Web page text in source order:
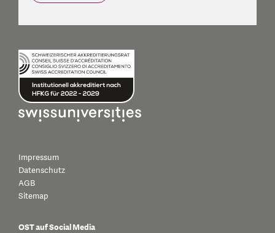
Impressum
Datenschutz
AGB
Sitemap
OST auf Social Media